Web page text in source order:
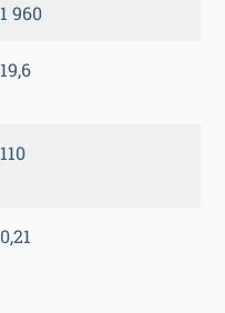
1 960
19,6
110
0,21